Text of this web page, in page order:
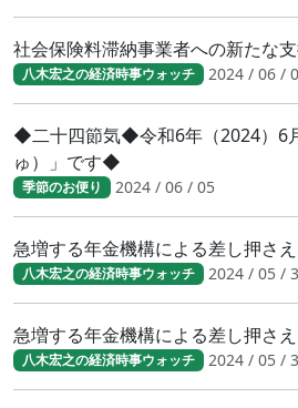
社会保険料滞納事業者への新たな
八木宏之の経済時事ウォッチ 2024 / 06 /
◆二十四節気◆令和6年（2024）6
ゅ）」です◆
季節のお便り 2024 / 06 / 05
急増する年金機構による差し押さえ
八木宏之の経済時事ウォッチ 2024 / 05 /
急増する年金機構による差し押さえ
八木宏之の経済時事ウォッチ 2024 / 05 /